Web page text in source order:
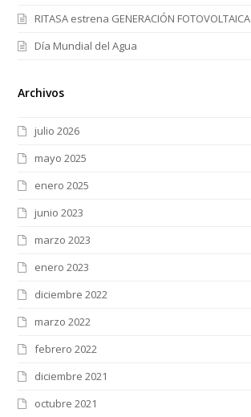
RITASA estrena GENERACIÓN FOTOVOLTAICA
Día Mundial del Agua
Archivos
julio 2026
mayo 2025
enero 2025
junio 2023
marzo 2023
enero 2023
diciembre 2022
marzo 2022
febrero 2022
diciembre 2021
octubre 2021